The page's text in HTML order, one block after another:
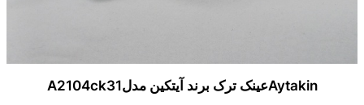
Aytakinعینک ترک برند آیتکین مدلA2104ck31